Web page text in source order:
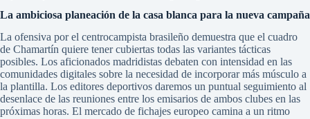
La ambiciosa planeación de la casa blanca para la nueva campaña
La ofensiva por el centrocampista brasileño demuestra que el cuadro
de Chamartín quiere tener cubiertas todas las variantes tácticas
posibles. Los aficionados madridistas debaten con intensidad en las
comunidades digitales sobre la necesidad de incorporar más músculo a
la plantilla. Los editores deportivos daremos un puntual seguimiento al
desenlace de las reuniones entre los emisarios de ambos clubes en las
próximas horas. El mercado de fichajes europeo camina a un ritmo